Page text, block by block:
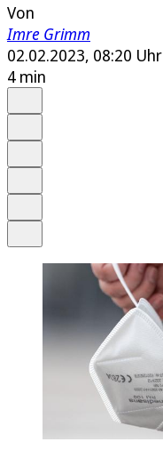
Von
Imre Grimm
02.02.2023, 08:20 Uhr
4 min